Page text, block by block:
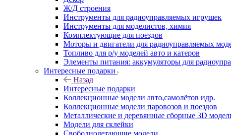
Ж/Д строения
Инструменты для радиоуправляемых игрушек
Инструменты для моделистов, химия
Комплектующие для поездов
Моторы и двигатели для радиоуправляемых
Топливо для р/у моделей авто и катеров
Элементы питания: аккумуляторы для
Интересные подарки
Назад
Интересные подарки
Коллекционные модели авто,самолётов идр.
Коллекционные модели паровозов и поездов
Металлические и деревянные сборные 3D
Модели для склейки
Свободнолетающие модели